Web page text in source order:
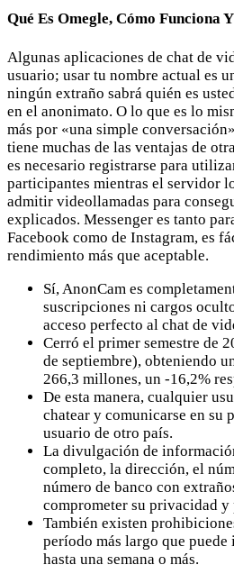
Qué Es Omegle, Cómo Funciona
Algunas aplicaciones de chat de
usuario; usar tu nombre actual es
ningún extraño sabrá quién es
en el anonimato. O lo que es lo
más por «una simple
tiene muchas de las ventajas de
es necesario registrarse para
participantes mientras el servidor
admitir videollamadas para
explicados. Messenger es tanto
Facebook como de Instagram, es
rendimiento más que aceptable.
Sí, AnonCam es
suscripciones ni cargos
acceso perfecto al chat de
Cerró el primer semestre de
de septiembre), obteniendo
266,3 millones, un -16,2%
De esta manera, cualquier
chatear y comunicarse en su
usuario de otro país.
La divulgación de
completo, la dirección, el
número de banco con
comprometer su privacidad
También existen
período más largo que
hasta una semana o más.